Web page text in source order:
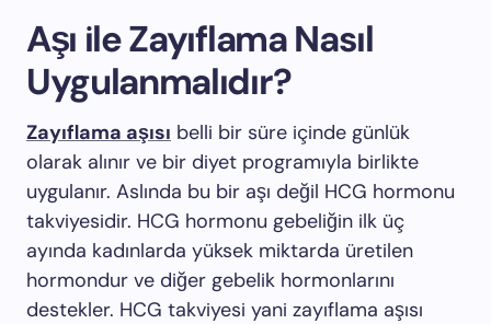
Aşı ile Zayıflama Nasıl
Uygulanmalıdır?
Zayıflama aşısı belli bir süre içinde günlük
olarak alınır ve bir diyet programıyla birlikte
uygulanır. Aslında bu bir aşı değil HCG hormonu
takviyesidir. HCG hormonu gebeliğin ilk üç
ayında kadınlarda yüksek miktarda üretilen
hormondur ve diğer gebelik hormonlarını
destekler. HCG takviyesi yani zayıflama aşısı